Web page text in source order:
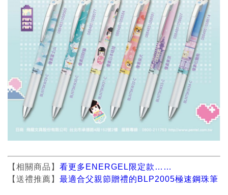
【相關商品】 看更多ENERGEL限定款……
【送禮推薦】 最適合父親節贈禮的BLP2005極速鋼珠筆